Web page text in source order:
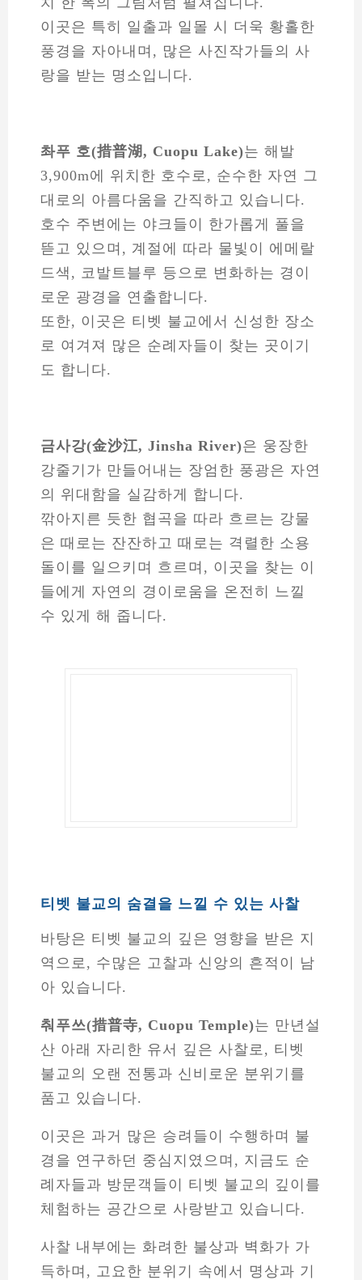
이곳은 특히 일출과 일몰 시 더욱 황홀한
풍경을 자아내며, 많은 사진작가들의 사
랑을 받는 명소입니다.
촤푸 호(措普湖, Cuopu Lake)는 해발
3,900m에 위치한 호수로, 순수한 자연 그
대로의 아름다움을 간직하고 있습니다.
호수 주변에는 야크들이 한가롭게 풀을
뜯고 있으며, 계절에 따라 물빛이 에메랄
드색, 코발트블루 등으로 변화하는 경이
로운 광경을 연출합니다.
또한, 이곳은 티벳 불교에서 신성한 장소
로 여겨져 많은 순례자들이 찾는 곳이기
도 합니다.
금사강(金沙江, Jinsha River)은 웅장한
강줄기가 만들어내는 장엄한 풍광은 자연
의 위대함을 실감하게 합니다.
깎아지른 듯한 협곡을 따라 흐르는 강물
은 때로는 잔잔하고 때로는 격렬한 소용
돌이를 일으키며 흐르며, 이곳을 찾는 이
들에게 자연의 경이로움을 온전히 느낄
수 있게 해 줍니다.
티벳 불교의 숨결을 느낄 수 있는 사찰
바탕은 티벳 불교의 깊은 영향을 받은 지
역으로, 수많은 고찰과 신앙의 흔적이 남
아 있습니다.
춰푸쓰(措普寺, Cuopu Temple)는 만년설
산 아래 자리한 유서 깊은 사찰로, 티벳
불교의 오랜 전통과 신비로운 분위기를
품고 있습니다.
이곳은 과거 많은 승려들이 수행하며 불
경을 연구하던 중심지였으며, 지금도 순
례자들과 방문객들이 티벳 불교의 깊이를
체험하는 공간으로 사랑받고 있습니다.
사찰 내부에는 화려한 불상과 벽화가 가
득하며, 고요한 분위기 속에서 명상과 기